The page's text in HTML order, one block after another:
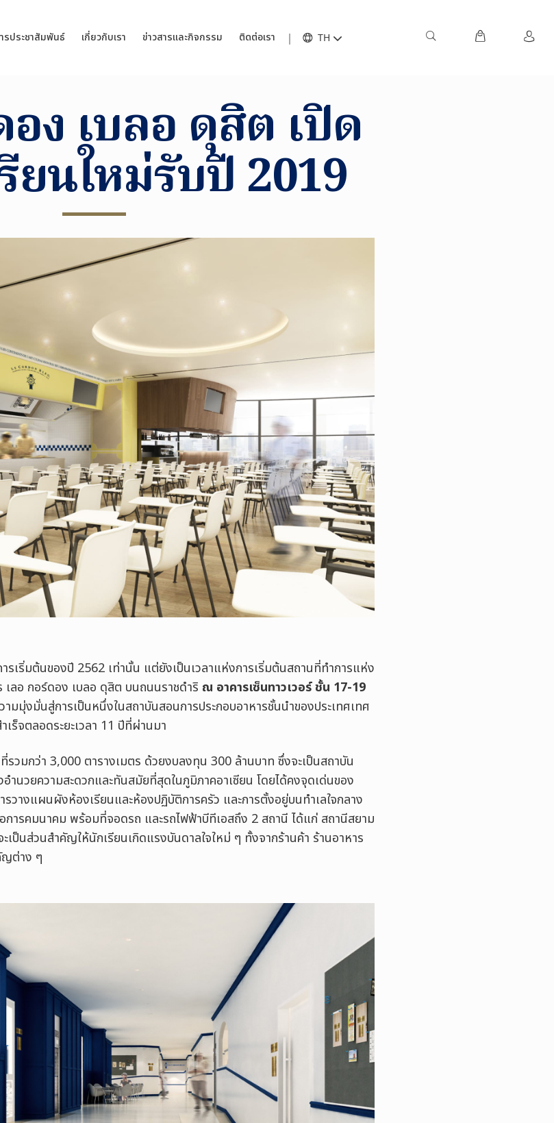
รประชาสัมพันธ์ เกี่ยวกับเรา ข่าวสารและกิจกรรม ติดต่อเรา TH
ง เบลอ ดุสิต เปิด
ยนใหม่รับปี 2019
รเริ่มต้นของปี 2562 เท่านั้น แต่ยังเป็นเวลาแห่งการเริ่มต้นสถานที่ทำการแห่ง
เลอ กอร์ดอง เบลอ ดุสิต บนถนนราชดำริ ณ อาคารเซ็นทาวเวอร์ ชั้น 17-19
ามมุ่งมั่นสู่การเป็นหนึ่งในสถาบันสอนการประกอบอาหารชั้นนำของประเทศเทศ
ร็จตลอดระยะเวลา 11 ปีที่ผ่านมา
รวมกว่า 3,000 ตารางเมตร ด้วยงบลงทุน 300 ล้านบาท ซึ่งจะเป็นสถาบัน
ำนวยความสะดวกและทันสมัยที่สุดในภูมิภาคอาเซียน โดยได้คงจุดเด่นของ
รวางแผนผังห้องเรียนและห้องปฏิบัติการครัว และการตั้งอยู่บนทำเลใจกลาง
การคมนาคม พร้อมที่จอดรถ และรถไฟฟ้าบีทีเอสถึง 2 สถานี ได้แก่ สถานีสยาม
ป็นส่วนสำคัญให้นักเรียนเกิดแรงบันดาลใจใหม่ ๆ ทั้งจากร้านค้า ร้านอาหาร
ญต่าง ๆ